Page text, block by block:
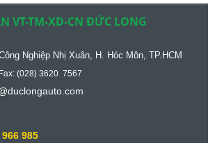
VT-TM-XD-CN ĐỨC LONG
Nghiệp Nhị Xuân, H. Hóc Môn, TP.HCM
(028) 3620 7567
duclongauto.com
985